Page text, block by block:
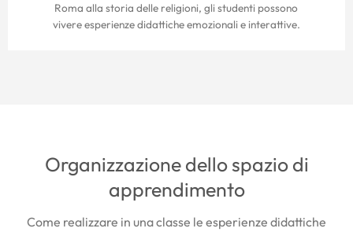
Roma alla storia delle religioni, gli studenti possono
vivere esperienze didattiche emozionali e interattive.
Organizzazione dello spazio di
apprendimento
Come realizzare in una classe le esperienze didattiche